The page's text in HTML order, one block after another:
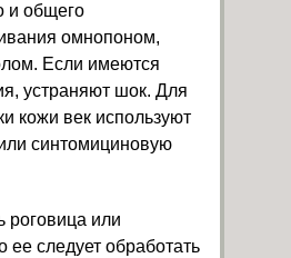
и общего
омнопоном,
Если имеются
устраняют шок. Для
кожи век используют
синтомициновую
роговица или
ее следует обработать